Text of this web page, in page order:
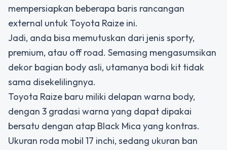
mempersiapkan beberapa baris rancangan
external untuk Toyota Raize ini.
Jadi, anda bisa memutuskan dari jenis sporty,
premium, atau off road. Semasing mengasumsikan
dekor bagian body asli, utamanya bodi kit tidak
sama disekelilingnya.
Toyota Raize baru miliki delapan warna body,
dengan 3 gradasi warna yang dapat dipakai
bersatu dengan atap Black Mica yang kontras.
Ukuran roda mobil 17 inchi, sedang ukuran ban